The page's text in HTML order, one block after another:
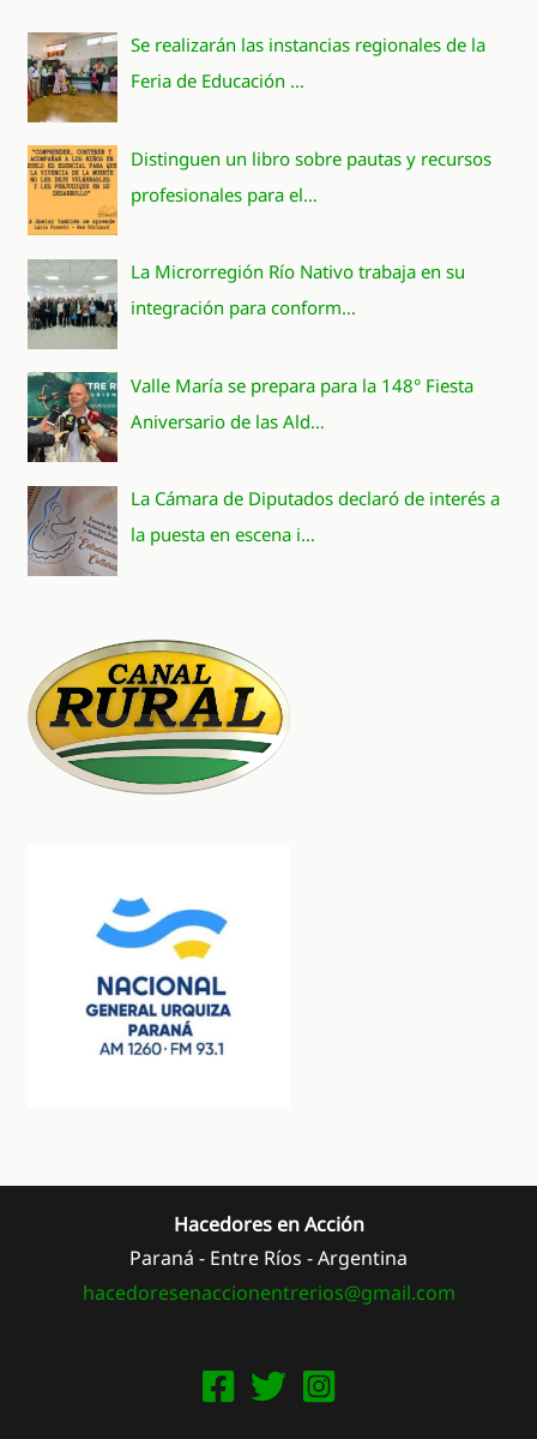
Se realizarán las instancias regionales de la
Feria de Educación …
Distinguen un libro sobre pautas y recursos
profesionales para el…
La Microrregión Río Nativo trabaja en su
integración para conform…
Valle María se prepara para la 148° Fiesta
Aniversario de las Ald…
La Cámara de Diputados declaró de interés a
la puesta en escena i…
Hacedores en Acción
Paraná - Entre Ríos - Argentina
hacedoresenaccionentrerios@gmail.com